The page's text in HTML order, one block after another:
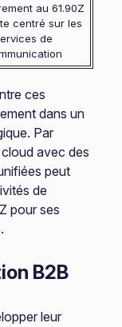
au 61.90Z
centré sur les
de
ces
dans un
Par
avec des
peut
de
pour ses
B2B
leur